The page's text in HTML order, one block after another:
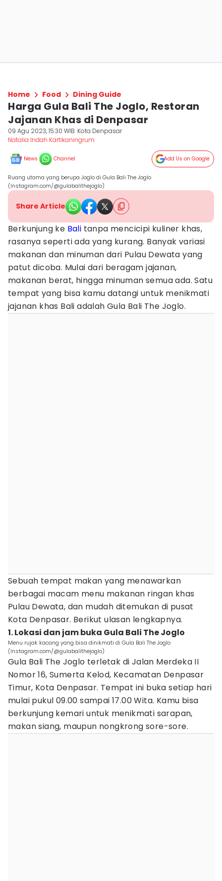
Home Food Dining Guide
Harga Gula Bali The Joglo, Restoran
Jajanan Khas di Denpasar
09 Agu 2023, 15:30 WIB Kota Denpasar
Natalia Indah Kartikaningrum
News Channel Add Us on Google
Ruang utama yang berupa Joglo di Gula Bali The Joglo
(Instagram.com/@gulabalithejoglo)
Share Article
Berkunjung ke Bali tanpa mencicipi kuliner khas,
rasanya seperti ada yang kurang. Banyak variasi
makanan dan minuman dari Pulau Dewata yang
patut dicoba. Mulai dari beragam jajanan,
makanan berat, hingga minuman semua ada. Satu
tempat yang bisa kamu datangi untuk menikmati
jajanan khas Bali adalah Gula Bali The Joglo.
Sebuah tempat makan yang menawarkan
berbagai macam menu makanan ringan khas
Pulau Dewata, dan mudah ditemukan di pusat
Kota Denpasar. Berikut ulasan lengkapnya.
1. Lokasi dan jam buka Gula Bali The Joglo
Menu rujak kacang yang bisa dinikmati di Gula Bali The Joglo
(Instagram.com/@gulabalithejoglo)
Gula Bali The Joglo terletak di Jalan Merdeka II
Nomor 16, Sumerta Kelod, Kecamatan Denpasar
Timur, Kota Denpasar. Tempat ini buka setiap hari
mulai pukul 09.00 sampai 17.00 Wita. Kamu bisa
berkunjung kemari untuk menikmati sarapan,
makan siang, maupun nongkrong sore-sore.